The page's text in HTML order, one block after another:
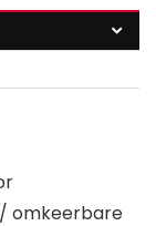
omkeerbare